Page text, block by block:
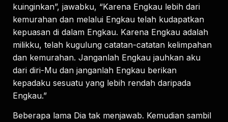
kuinginkan”, jawabku, “Karena Engkau lebih dari
kemurahan dan melalui Engkau telah kudapatkan
kepuasan di dalam Engkau. Karena Engkau adalah
milikku, telah kugulung catatan-catatan kelimpahan
dan kemurahan. Janganlah Engkau jauhkan aku
dari diri-Mu dan janganlah Engkau berikan
kepadaku sesuatu yang lebih rendah daripada
Engkau.”
Beberapa lama Dia tak menjawab. Kemudian sambil